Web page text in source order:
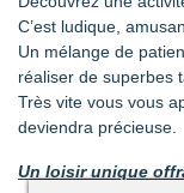
C’est ludique,
Un mélange de
réaliser de superbes
Très vite vous vous
deviendra précieuse.
Un loisir unique